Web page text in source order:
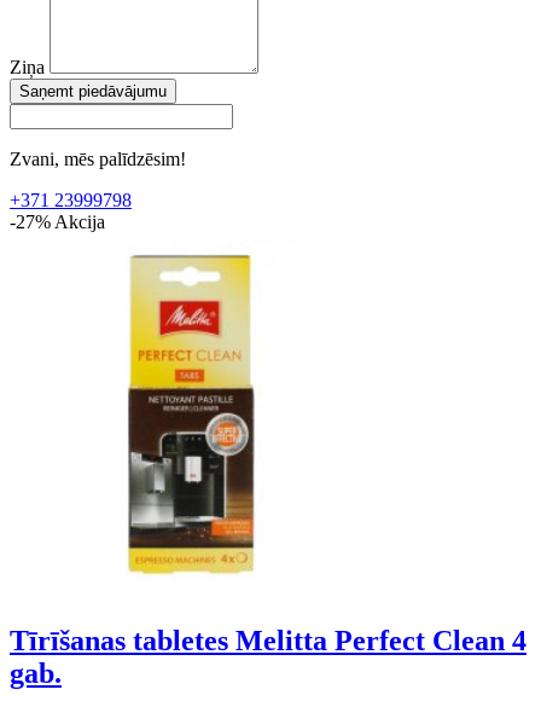
Ziņa
Saņemt piedāvājumu
Zvani, mēs palīdzēsim!
+371 23999798
-27% Akcija
Tīrīšanas tabletes Melitta Perfect Clean 4
gab.